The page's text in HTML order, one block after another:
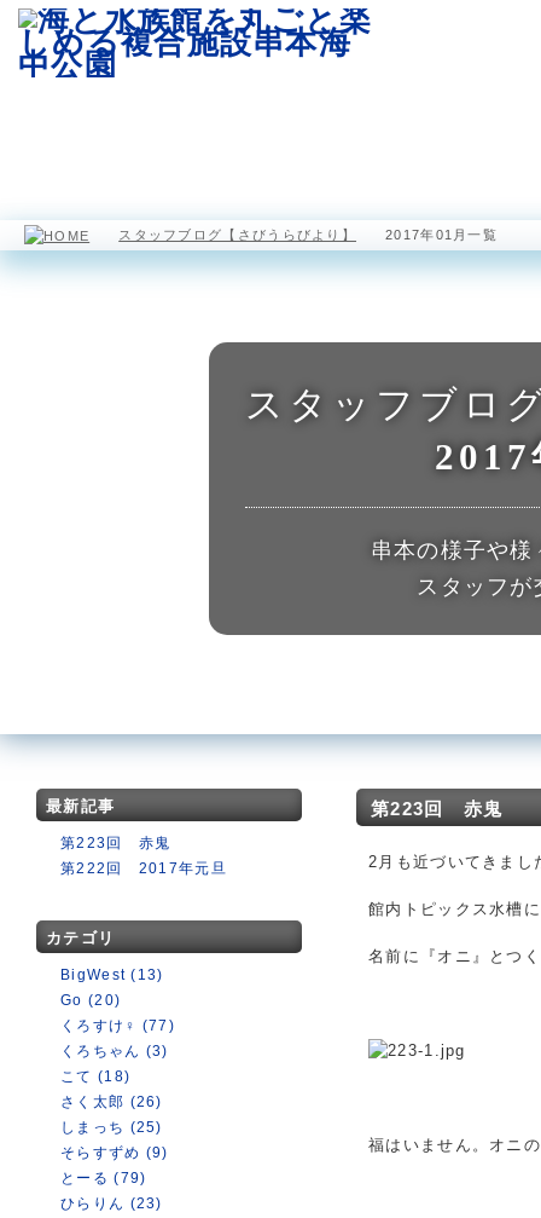
スタッフブログ【さびうらびより】 2017年01月一覧
スタッフブロ
2017
串本の様子や
スタッフ
最新記事
第223回 赤鬼
第222回 2017年元旦
カテゴリ
BigWest (13)
Go (20)
くろすけ♀ (77)
くろちゃん (3)
こて (18)
さく太郎 (26)
しまっち (25)
そらすずめ (9)
とーる (79)
ひらりん (23)
第223回 赤鬼
2月も近づいてきまし
館内トピックス水槽
名前に『オニ』とつ
福はいません。オニ